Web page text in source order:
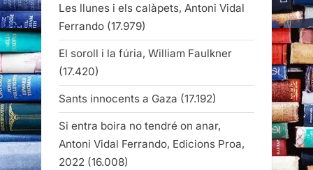
Les llunes i els calàpets, Antoni Vidal
Ferrando (17.979)
El soroll i la fúria, William Faulkner
(17.420)
Sants innocents a Gaza (17.192)
Si entra boira no tendré on anar,
Antoni Vidal Ferrando, Edicions Proa,
2022 (16.008)